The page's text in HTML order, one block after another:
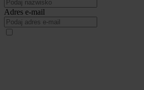
Adres e-mail